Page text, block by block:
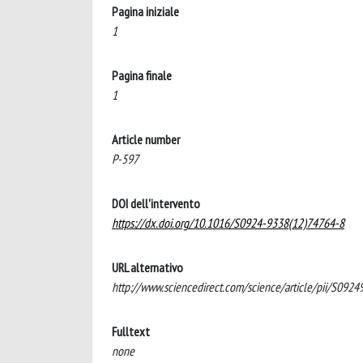
Pagina iniziale
1
Pagina finale
1
Article number
P-597
DOI dell'intervento
https://dx.doi.org/10.1016/S0924-9338(12)74764-8
URL alternativo
http://www.sciencedirect.com/science/article/pii/
Fulltext
none